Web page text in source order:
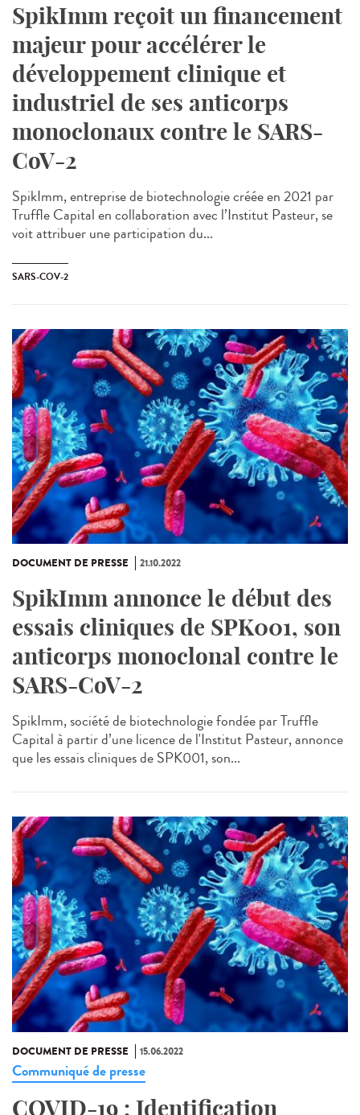
SpikImm reçoit un financement
majeur pour accélérer le
développement clinique et
industriel de ses anticorps
monoclonaux contre le SARS-
CoV-2
SpikImm, entreprise de biotechnologie créée en 2021 par
Truffle Capital en collaboration avec l’Institut Pasteur, se
voit attribuer une participation du...
SARS-COV-2
DOCUMENT DE PRESSE 21.10.2022
SpikImm annonce le début des
essais cliniques de SPK001, son
anticorps monoclonal contre le
SARS-CoV-2
SpikImm, société de biotechnologie fondée par Truffle
Capital à partir d’une licence de l'Institut Pasteur, annonce
que les essais cliniques de SPK001, son...
DOCUMENT DE PRESSE 15.06.2022
Communiqué de presse
COVID-19 : Identification